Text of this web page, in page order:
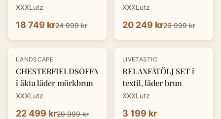
XXXLutz
18 749 kr24 999 kr
XXXLutz
20 249 kr26 999 kr
- 25%
LANDSCAPE
CHESTERFIELDSOFFA
i äkta läder mörkbrun
XXXLutz
22 499 kr29 999 kr
LIVETASTIC
RELAXFÅTÖLJ SET i
textil, läder brun
XXXLutz
3 199 kr